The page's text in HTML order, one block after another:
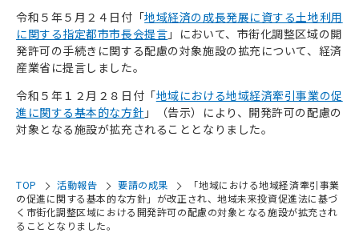
TOP 活動報告 要請の成果
「地域における地域経済牽引事業
の促進に関する基本的な方針」が改正され、地域未来投資促進法に基づ
く市街化調整区域における開発許可の配慮の対象となる施設が拡充され
ることとなりました。
令和５年５月２４日付「地域経済の成長発展に資する土地利用
に関する指定都市市長会提言 」において、市街化調整区域の開
発許可の手続きに関する配慮の対象施設の拡充について、経済
産業省に提言しました。
令和５年１２月２８日付「地域における地域経済牽引事業の促
進に関する基本的な方針 」（告示）により、開発許可の配慮の
対象となる施設が拡充されることとなりました。